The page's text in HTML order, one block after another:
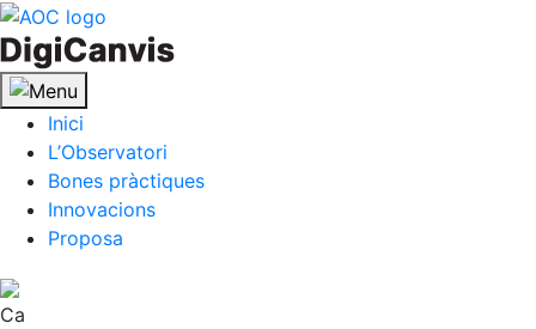
Skip
to
content
Inici
L’Observatori
Bones pràctiques
Innovacions
Proposa
Ca